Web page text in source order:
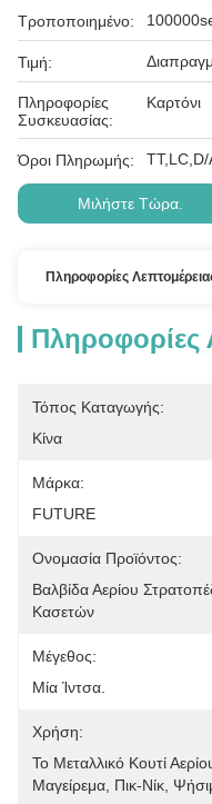
Τροποποιημένο:
Τιμή:
Πληροφορίες
Συσκευασίας:
Καρτόνι
Όροι Πληρωμής: ΤΤ,LC,D/
Μιλήστε Τώρα.
Πληροφορίες
Πληροφορίες
Τόπος Καταγωγής:
Κίνα
Μάρκα:
FUTURE
Ονομασία Προϊόντος:
Βαλβίδα Αερίου
Κασετών
Μέγεθος:
Μία Ίντσα.
Χρήση:
Το Μεταλλικό Κουτί
Μαγείρεμα, Πικ-Νίκ,